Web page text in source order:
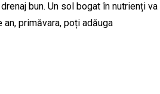
bun. Un sol bogat în nutrienți va
primăvara, poți adăuga